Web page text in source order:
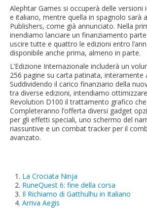
Alephtar Games si occuperà delle versioni
e italiano, mentre quella in spagnolo sarà
Publishers, come già annunciato. Nella
inendiamo lanciare un finanziamento
uscire tutte e quattro le edizioni entro
disponibile anche prima, almeno in parte.
L’Edizione Internazionale includerà un
256 pagine su carta patinata, interamente
Suddividendo il carico finanziario della
tra diverse edizioni, intendiamo
Revolution D100 il trattamento grafico
Completeranno l’offerta diversi gadget
per gli effetti speciali, uno schermo del
riassuntive e un combat tracker per il
avanzato.
La Crociata Ninja
RuneQuest 6: fine della corsa
Il Richiamo di Gatthulhu in Italiano
Arriva Aegis